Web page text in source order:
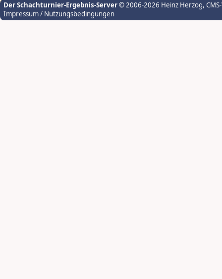
Der Schachturnier-Ergebnis-Server© 2006-2026 Heinz Herzog,
Impressum / Nutzungsbedingungen